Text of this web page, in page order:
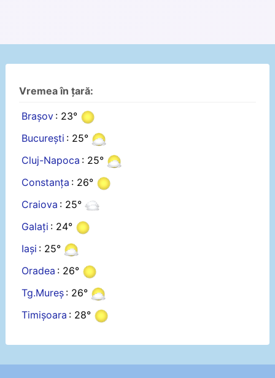
Vremea în țară:
Brașov : 23°
București : 25°
Cluj-Napoca : 25°
Constanța : 26°
Craiova : 25°
Galați : 24°
Iași : 25°
Oradea : 26°
Tg.Mureș : 26°
Timișoara : 28°